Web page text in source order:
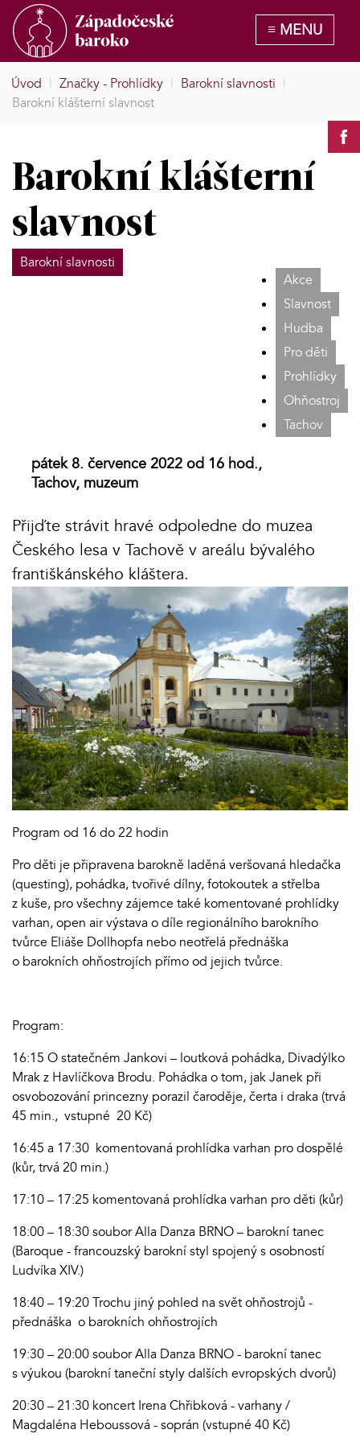
Úvod | Značky - Prohlídky | Barokní slavnosti |
Barokní klášterní slavnost
Barokní klášterní
slavnost
Barokní slavnosti
Akce
Slavnost
Hudba
Pro děti
Prohlídky
Ohňostroj
Tachov
pátek 8. července 2022 od 16 hod.,
Tachov, muzeum
Přijďte strávit hravé odpoledne do muzea
Českého lesa v Tachově v areálu bývalého
františkánského kláštera.
Program od 16 do 22 hodin
Pro děti je připravena barokně laděná veršovaná hledačka
(questing), pohádka, tvořivé dílny, fotokoutek a střelba
z kuše, pro všechny zájemce také komentované prohlídky
varhan, open air výstava o díle regionálního barokního
tvůrce Eliáše Dollhopfa nebo neotřelá přednáška
o barokních ohňostrojích přímo od jejich tvůrce.
Program:
16:15 O statečném Jankovi – loutková pohádka, Divadýlko
Mrak z Havlíčkova Brodu. Pohádka o tom, jak Janek při
osvobozování princezny porazil čaroděje, čerta i draka (trvá
45 min., vstupné 20 Kč)
16:45 a 17:30 komentovaná prohlídka varhan pro dospělé
(kůr, trvá 20 min.)
17:10 – 17:25 komentovaná prohlídka varhan pro děti (kůr)
18:00 – 18:30 soubor Alla Danza BRNO – barokní tanec
(Baroque - francouzský barokní styl spojený s osobností
Ludvíka XIV.)
18:40 – 19:20 Trochu jiný pohled na svět ohňostrojů -
přednáška o barokních ohňostrojích
19:30 – 20:00 soubor Alla Danza BRNO - barokní tanec
s výukou (barokní taneční styly dalších evropských dvorů)
20:30 – 21:30 koncert Irena Chřibková - varhany /
Magdaléna Heboussová - soprán (vstupné 40 Kč)